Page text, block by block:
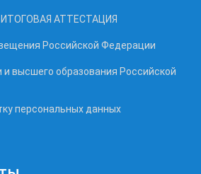
АТТЕСТАЦИЯ
Российской Федерации
и высшего образования Российской
персональных данных